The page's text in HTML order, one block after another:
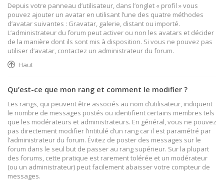
Depuis votre panneau d’utilisateur, dans l’onglet « profil » vous
pouvez ajouter un avatar en utilisant l’une des quatre méthodes
d’avatar suivantes : Gravatar, galerie, distant ou importé.
L’administrateur du forum peut activer ou non les avatars et décider
de la manière dont ils sont mis à disposition. Si vous ne pouvez pas
utiliser d’avatar, contactez un administrateur du forum.
Haut
Qu’est-ce que mon rang et comment le modifier ?
Les rangs, qui peuvent être associés au nom d’utilisateur, indiquent
le nombre de messages postés ou identifient certains membres tels
que les modérateurs et administrateurs. En général, vous ne pouvez
pas directement modifier l’intitulé d’un rang car il est paramétré par
l’administrateur du forum. Évitez de poster des messages sur le
forum dans le seul but de passer au rang supérieur. Sur la plupart
des forums, cette pratique est rarement tolérée et un modérateur
(ou un administrateur) peut facilement abaisser votre compteur de
messages.